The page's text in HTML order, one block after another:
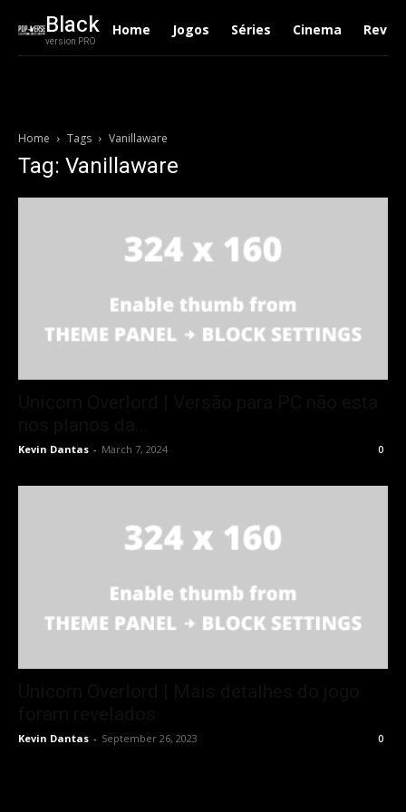
Black
version PRO
Home Jogos Séries Cinema
Home Tags Vanillaware
Tag: Vanillaware
Kevin Dantas - March 7, 2024 0
Kevin Dantas - September 26, 2023 0